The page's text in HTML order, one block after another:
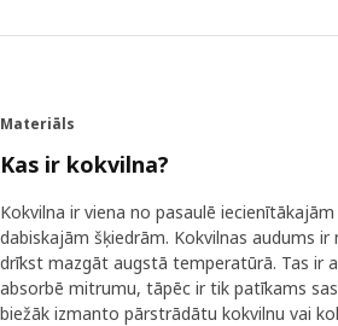
Materiāls
Kas ir kokvilna?
Kokvilna ir viena no pasaulē
dabiskajām šķiedrām. Kokvilnas audums
drīkst mazgāt augstā temperatūrā. Tas ir
absorbē mitrumu, tāpēc ir tik patīkams
biežāk izmanto pārstrādātu kokvilnu vai